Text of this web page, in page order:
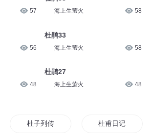
57
56
48
海上生萤火 58
杜鹃33
海上生萤火 58
杜鹃27
海上生萤火 48
杜子列传 杜甫日记